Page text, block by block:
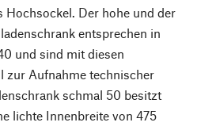
Hochsockel. Der hohe und der
entsprechen in
und sind mit diesen
zur Aufnahme technischer
schmal 50 besitzt
lichte Innenbreite von 475